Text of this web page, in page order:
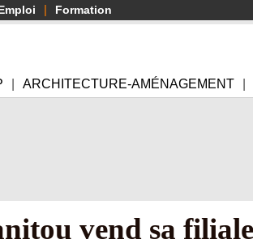
Formation
ARCHITECTURE-AMÉNAGEMENT
vend sa